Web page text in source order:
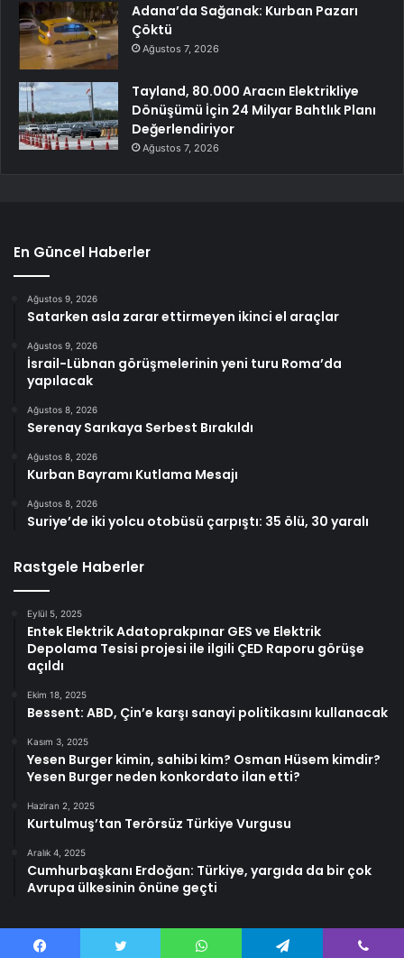
Adana’da Sağanak: Kurban Pazarı
Çöktü
Ağustos 7, 2026
Tayland, 80.000 Aracın Elektrikliye
Dönüşümü İçin 24 Milyar Bahtlık Planı
Değerlendiriyor
Ağustos 7, 2026
En Güncel Haberler
Ağustos 9, 2026
Satarken asla zarar ettirmeyen ikinci el araçlar
Ağustos 9, 2026
İsrail-Lübnan görüşmelerinin yeni turu Roma’da
yapılacak
Ağustos 8, 2026
Serenay Sarıkaya Serbest Bırakıldı
Ağustos 8, 2026
Kurban Bayramı Kutlama Mesajı
Ağustos 8, 2026
Suriye’de iki yolcu otobüsü çarpıştı: 35 ölü, 30 yaralı
Rastgele Haberler
Eylül 5, 2025
Entek Elektrik Adatoprakpınar GES ve Elektrik
Depolama Tesisi projesi ile ilgili ÇED Raporu görüşe
açıldı
Ekim 18, 2025
Bessent: ABD, Çin’e karşı sanayi politikasını kullanacak
Kasım 3, 2025
Yesen Burger kimin, sahibi kim? Osman Hüsem kimdir?
Yesen Burger neden konkordato ilan etti?
Haziran 2, 2025
Kurtulmuş’tan Terörsüz Türkiye Vurgusu
Aralık 4, 2025
Cumhurbaşkanı Erdoğan: Türkiye, yargıda da bir çok
Avrupa ülkesinin önüne geçti